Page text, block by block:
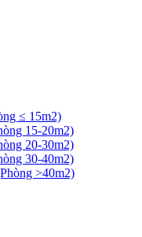
≤ 15m2)
15-20m2)
20-30m2)
30-40m2)
>40m2)